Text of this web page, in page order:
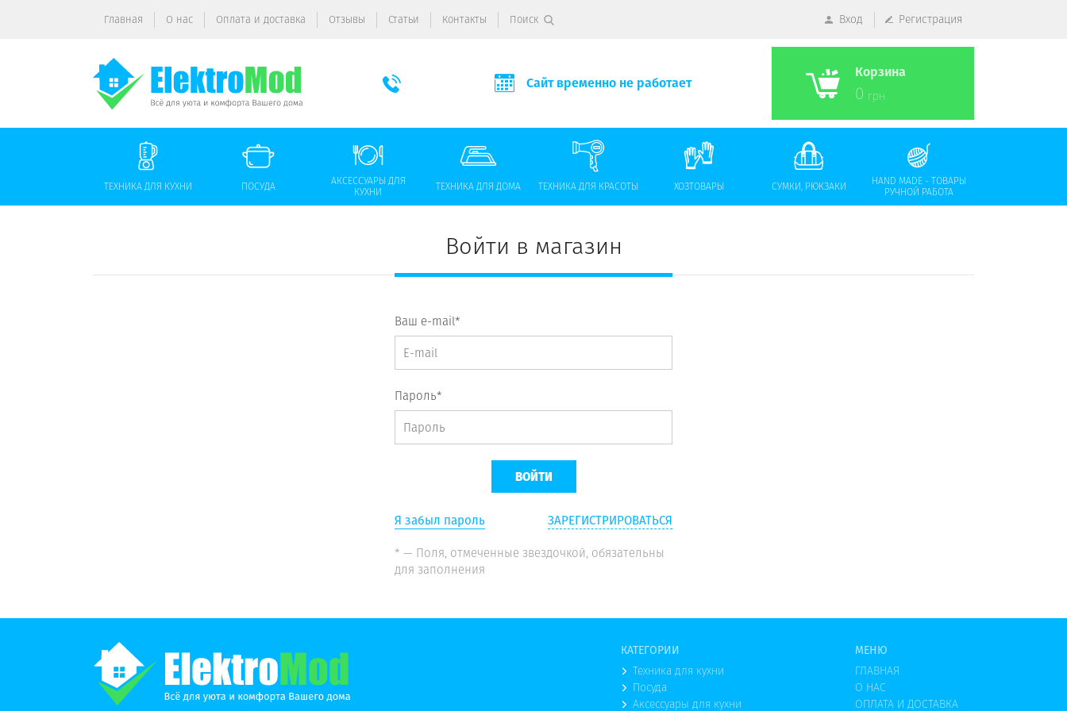
Главная О нас Оплата и доставка Отзывы Статьи Контакты Поиск Вход Регистрация
Сайт временно не работает
Корзина
0 грн
ТЕХНИКА ДЛЯ КУХНИ ПОСУДА
АКСЕССУАРЫ ДЛЯ
КУХНИ
ТЕХНИКА ДЛЯ ДОМА ТЕХНИКА ДЛЯ КРАСОТЫ ХОЗТОВАРЫ СУМКИ, РЮКЗАКИ
HAND MADE - ТОВАРЫ
РУЧНОЙ РАБОТА
Войти в магазин
Ваш e-mail*
Пароль*
Я забыл пароль
ЗАРЕГИСТРИРОВАТЬСЯ
* — Поля, отмеченные звездочкой, обязательны
для заполнения
КАТЕГОРИИ
Техника для кухни
Посуда
Аксессуары для кухни
МЕНЮ
ГЛАВНАЯ
О НАС
ОПЛАТА И ДОСТАВКА